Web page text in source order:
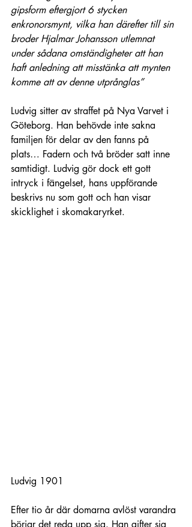
gipsform eftergjort 6 stycken
enkronorsmynt, vilka han därefter till sin
broder Hjalmar Johansson utlemnat
under sådana omständigheter att han
haft anledning att misstänka att mynten
komme att av denne utprånglas”
Ludvig sitter av straffet på Nya Varvet i
Göteborg. Han behövde inte sakna
familjen för delar av den fanns på
plats… Fadern och två bröder satt inne
samtidigt. Ludvig gör dock ett gott
intryck i fängelset, hans uppförande
beskrivs nu som gott och han visar
skicklighet i skomakaryrket.
Ludvig 1901
Efter tio år där domarna avlöst varandra
börjar det reda upp sig. Han gifter sig